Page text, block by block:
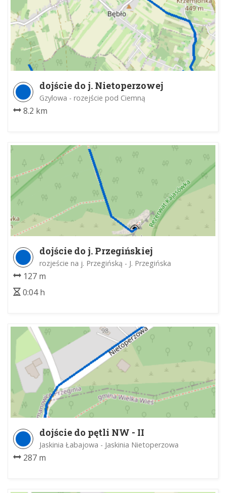
dojście do j. Nietoperzowej
Gzylowa - rozejście pod Ciemną
8.2 km
dojście do j. Przegińskiej
rozjeście na j. Przegińską - J. Przegińska
127 m
0:04 h
dojście do pętli NW - II
Jaskinia Łabajowa - Jaskinia Nietoperzowa
287 m